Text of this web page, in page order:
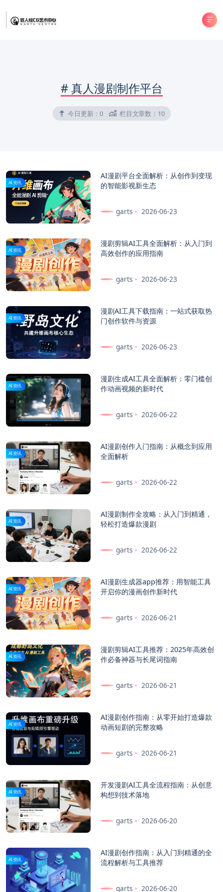
#真人漫剧制作平台
今日更新： 0 栏目文章数： 10
AI资讯
AI漫剧平台全面解析：从创作到变现
的智能影视新生态
garts 2026-06-23
AI资讯
漫剧剪辑AI工具全面解析：从入门到
高效创作的应用指南
garts 2026-06-23
AI资讯
漫剧AI工具下载指南：一站式获取热
门创作软件与资源
garts 2026-06-23
AI资讯
漫剧生成AI工具全面解析：零门槛创
作动画视频的新时代
garts 2026-06-22
AI资讯
AI漫剧创作入门指南：从概念到应用
全面解析
garts 2026-06-22
AI资讯
AI漫剧制作全攻略：从入门到精通，
轻松打造爆款漫剧
garts 2026-06-22
AI资讯
AI漫剧生成器app推荐：用智能工具
开启你的漫画创作新时代
garts 2026-06-21
AI资讯
漫剧剪辑AI工具推荐：2025年高效创
作必备神器与长尾词指南
garts 2026-06-21
AI资讯
AI漫剧创作指南：从零开始打造爆款
动画短剧的完整攻略
garts 2026-06-21
AI资讯
开发漫剧AI工具全流程指南：从创意
构想到技术落地
garts 2026-06-20
AI资讯
AI漫剧创作指南：从入门到精通的全
流程解析与工具推荐
garts 2026-06-20